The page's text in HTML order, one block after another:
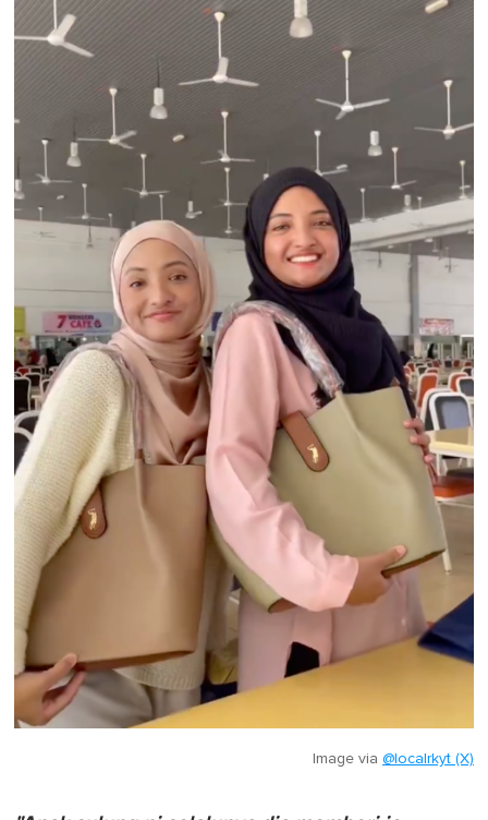
Image via @localrkyt (X)